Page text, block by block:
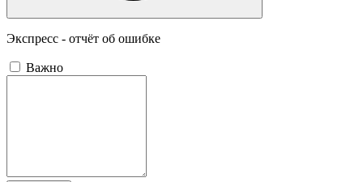
Экспресс - отчёт об ошибке
Важно